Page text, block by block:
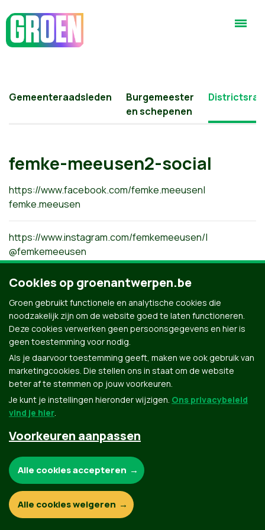
Gemeenteraadsleden
Burgemeester
en schepenen
femke-meeusen2-social
https://www.facebook.com/femke.meeusen|
femke.meeusen
https://www.instagram.com/femkemeeusen/|
@femkemeeusen
mailto:femke.meeusen@antwerpen.be|
© Copyright Groen 2026 | Gemaakt met NationBuilder
Contact Privacybeleid
Cookies op groenantwerpen.be
Groen gebruikt functionele en analytische cookies die
noodzakelijk zijn om de website goed te laten functioneren.
Deze cookies verwerken geen persoonsgegevens en hier is
geen toestemming voor nodig.
Als je daarvoor toestemming geeft, maken we ook gebruik van
marketingcookies. Die stellen ons in staat om de website
beter af te stemmen op jouw voorkeuren.
Je kunt je instellingen hieronder wijzigen. Ons privacybeleid
vind je hier.
Voorkeuren aanpassen
Functionele en analytische cookies:
Alle cookies accepteren
Alle cookies weigeren